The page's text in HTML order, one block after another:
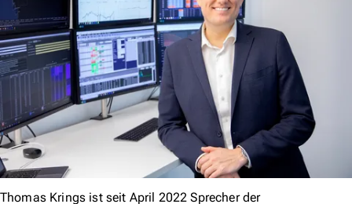
Thomas Krings ist seit April 2022 Sprecher der